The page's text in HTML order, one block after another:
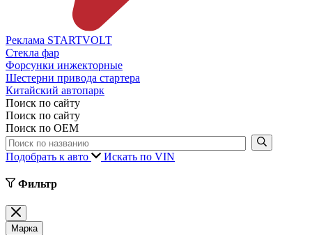
Реклама STARTVOLT
Стекла фар
Форсунки инжекторные
Шестерни привода стартера
Китайский автопарк
Поиск по сайту
Поиск по сайту
Поиск по ОЕМ
Подобрать к авто Искать по VIN
Фильтр
Марка